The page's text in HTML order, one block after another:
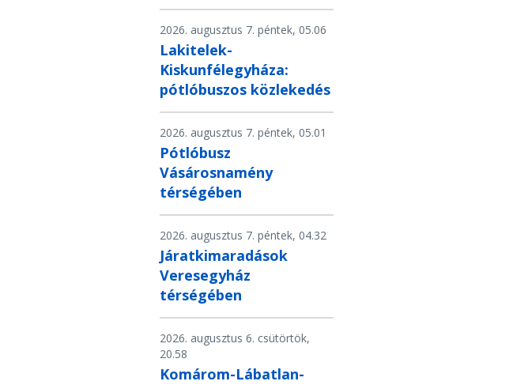
2026. augusztus 7. péntek, 05.06
Lakitelek-
Kiskunfélegyháza:
pótlóbuszos közlekedés
2026. augusztus 7. péntek, 05.01
Pótlóbusz
Vásárosnamény
térségében
2026. augusztus 7. péntek, 04.32
Járatkimaradások
Veresegyház
térségében
2026. augusztus 6. csütörtök,
20.58
Komárom-Lábatlan-